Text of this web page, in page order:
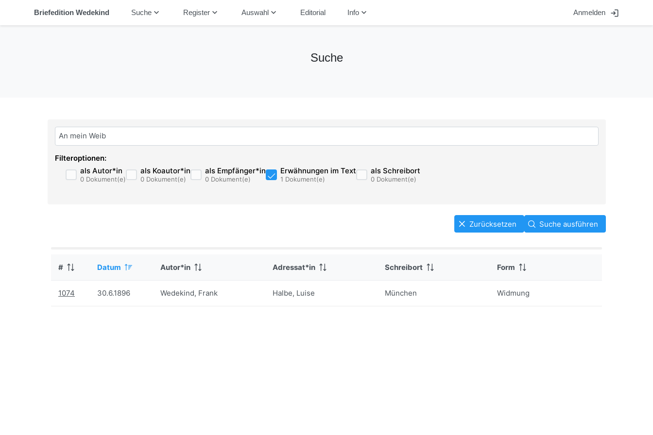
Briefedition Wedekind Suchekeyboard_arrow_down Registerkeyboard_arrow_down Auswahlkeyboard_arrow_down Editorial Infokeyboard_arrow_down Anmelden login
Suche
Bitte geben Sie hier ihren Suchbegriff ein:
Filteroptionen:
als Autor*in
0 Dokument(e)
als Koautor*in
0 Dokument(e)
als Empfänger*in
0 Dokument(e)
Erwähnungen im Text
1 Dokument(e)
als Schreibort
0 Dokument(e)
Zurücksetzen Suche ausführen
# Datum Autor*in Adressat*in Schreibort Form
1074 30.6.1896 Wedekind, Frank Halbe, Luise München Widmung